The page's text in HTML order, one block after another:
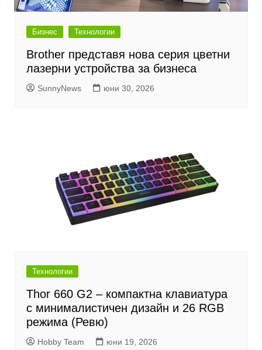
Бизнес Технологии
Brother представя нова серия цветни
лазерни устройства за бизнеса
SunnyNews юни 30, 2026
Технологии
Thor 660 G2 – компактна клавиатура
с минималистичен дизайн и 26 RGB
режима (Ревю)
Hobby Team юни 19, 2026